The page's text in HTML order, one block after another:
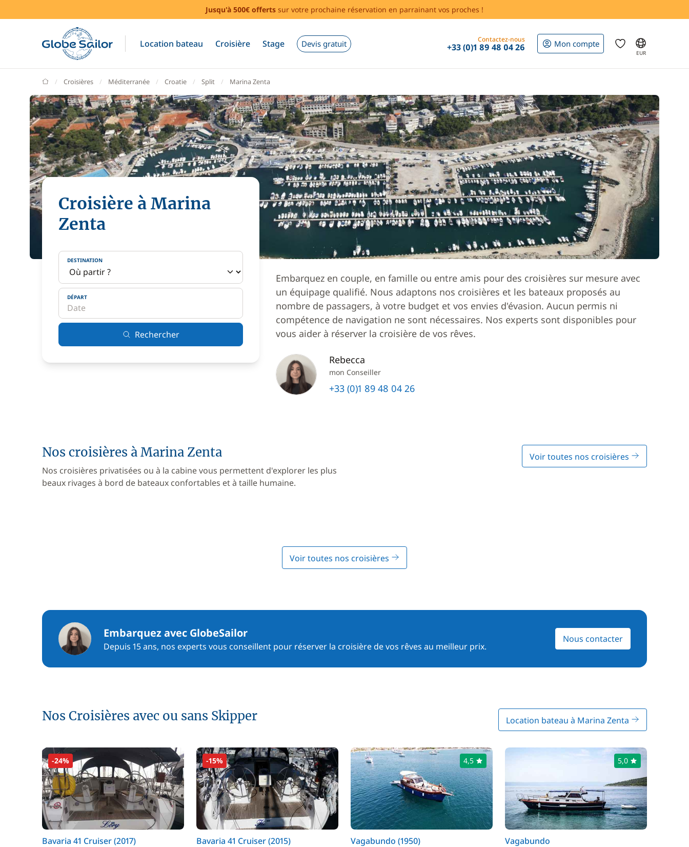
Jusqu'à 500€ offerts sur votre prochaine réservation en parrainant vos proches !
Location bateau Croisière Stage Devis gratuit Contactez-nous
+33 (0)1 89 48 04 26 Mon compte
EUR
GlobeSailor
Croisières Méditerranée Croatie Split Marina Zenta
Croisière à Marina
Zenta
DESTINATION
DÉPART
Rechercher
Embarquez en couple, en famille ou entre amis pour des croisières sur mesure avec
un équipage qualifié. Nous adaptons nos croisières et les bateaux proposés au
nombre de passagers, à votre budget et vos envies d'évasion. Aucun permis ni
compétence de navigation ne sont nécessaires. Nos experts sont disponibles pour
vous aider à réserver la croisière de vos rêves.
Rebecca
mon Conseiller
+33 (0)1 89 48 04 26
Nos croisières à Marina Zenta
Nos croisières privatisées ou à la cabine vous permettent d'explorer les plus
beaux rivages à bord de bateaux confortables et à taille humaine.
Voir toutes nos croisières
Voir toutes nos croisières
Embarquez avec GlobeSailor
Depuis 15 ans, nos experts vous conseillent pour réserver la croisière de vos rêves au meilleur prix.
Nous contacter
Nos Croisières avec ou sans Skipper Location bateau à Marina Zenta
-24%
Bavaria 41 Cruiser (2017)
-15%
Bavaria 41 Cruiser (2015)
4,5
Vagabundo (1950)
5,0
Vagabundo